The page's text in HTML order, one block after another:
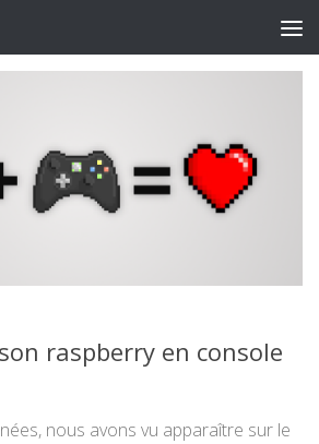
raspberry en console
nous avons vu apparaître sur le